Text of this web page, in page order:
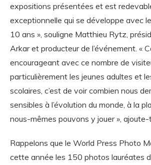
expositions présentées et est
exceptionnelle qui se développe avec
10 ans », souligne Matthieu Rytz,
Arkar et producteur de l’événement. «
encourageant avec ce nombre de
particulièrement les jeunes adultes et
scolaires, c’est de voir combien nous
sensibles à l’évolution du monde, à la
nous-mêmes pouvons y jouer », ajoute-
Rappelons que le World Press Photo
cette année les 150 photos lauréates